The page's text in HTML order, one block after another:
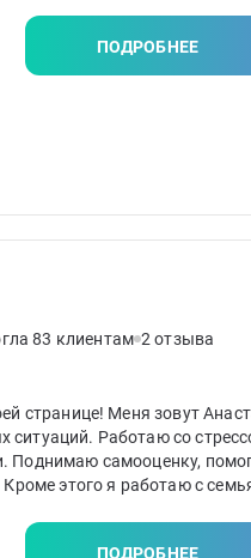
ПОДРОБНЕЕ
83 клиентам 2 отзыва
странице! Меня зовут
Работаю со
Поднимаю самооценку,
этого я работаю с
уровень отношений,
ПОДРОБНЕЕ